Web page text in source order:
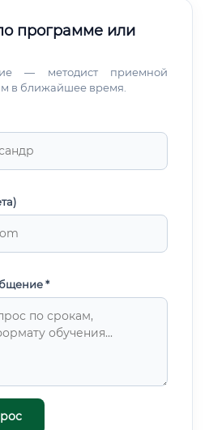
программе или
— методист приемной
в ближайшее время.
*